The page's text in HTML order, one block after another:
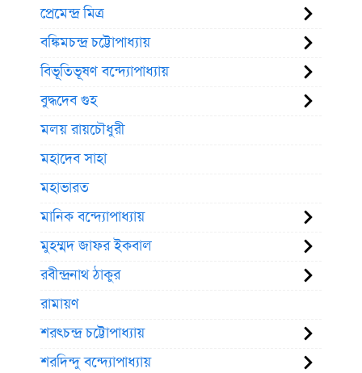
প্রেমেন্দ্র মিত্র
বঙ্কিমচন্দ্র চট্টোপাধ্যায়
বিভূতিভূষণ বন্দ্যোপাধ্যায়
বুদ্ধদেব গুহ
মলয় রায়চৌধুরী
মহাদেব সাহা
মহাভারত
মানিক বন্দ্যোপাধ্যায়
মুহম্মদ জাফর ইকবাল
রবীন্দ্রনাথ ঠাকুর
রামায়ণ
শরৎচন্দ্র চট্টোপাধ্যায়
শরদিন্দু বন্দ্যোপাধ্যায়